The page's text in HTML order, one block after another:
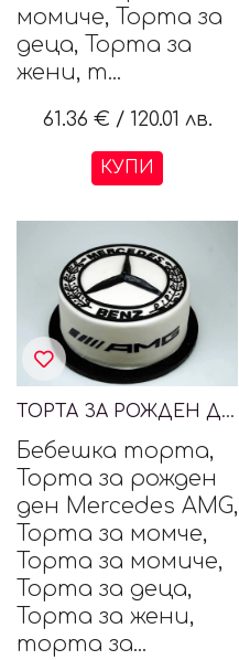
момиче, Торта за
деца, Торта за
жени, т...
61.36 € / 120.01 лв.
КУПИ
ТОРТА ЗА РОЖДЕН ДЕН MERCEDES AMG
Бебешка торта,
Торта за рожден
ден Mercedes AMG,
Торта за момче,
Торта за момиче,
Торта за деца,
Торта за жени,
торта за...